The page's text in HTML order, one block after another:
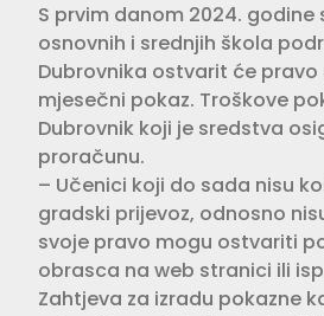
S prvim danom 2024. godine
osnovnih i srednjih škola
Dubrovnika ostvarit će
mjesečni pokaz. Troškove
Dubrovnik koji je sredstva
proračunu.
– Učenici koji do sada nisu
gradski prijevoz, odnosno
svoje pravo mogu ostvariti
obrasca na web stranici ili
Zahtjeva za izradu pokazne